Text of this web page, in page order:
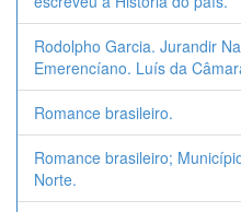
Rodolpho Garcia. Jurandir
Emerencíano. Luís da
Romance brasileiro.
Romance brasileiro;
Norte.